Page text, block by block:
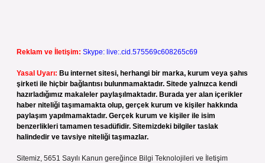
Reklam ve İletişim: Skype: live:.cid.575569c608265c69
Yasal Uyarı: Bu internet sitesi, herhangi bir marka, kurum veya şahıs
şirketi ile hiçbir bağlantısı bulunmamaktadır. Sitede yalnızca kendi
hazırladığımız makaleler paylaşılmaktadır. Burada yer alan içerikler
haber niteliği taşımamakta olup, gerçek kurum ve kişiler hakkında
paylaşım yapılmamaktadır. Gerçek kurum ve kişiler ile isim
benzerlikleri tamamen tesadüfidir. Sitemizdeki bilgiler taslak
halindedir ve tavsiye niteliği taşımazlar.
Sitemiz, 5651 Sayılı Kanun gereğince Bilgi Teknolojileri ve İletişim